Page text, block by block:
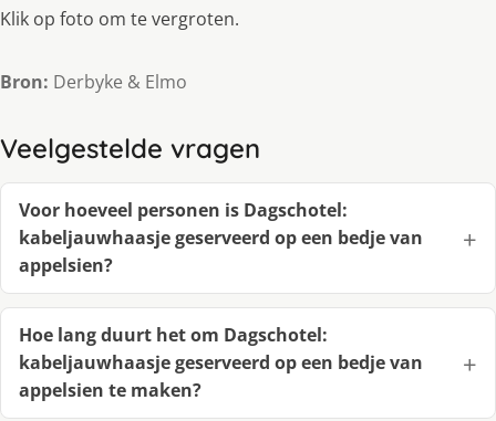
Klik op foto om te vergroten.
Bron: Derbyke & Elmo
Veelgestelde vragen
Voor hoeveel personen is Dagschotel:
kabeljauwhaasje geserveerd op een bedje van
appelsien?
Hoe lang duurt het om Dagschotel:
kabeljauwhaasje geserveerd op een bedje van
appelsien te maken?